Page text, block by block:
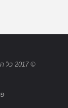
© 2017 כל